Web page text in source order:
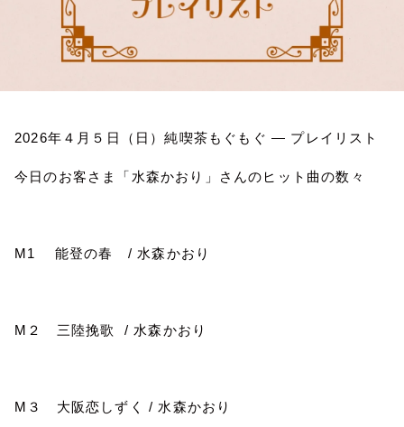
2026年４月５日（日）純喫茶もぐもぐ ― プレイリスト
今日のお客さま「水森かおり」さんのヒット曲の数々
M1 能登の春 / 水森かおり
M ２ 三陸挽歌 / 水森かおり
M ３ 大阪恋しずく / 水森かおり